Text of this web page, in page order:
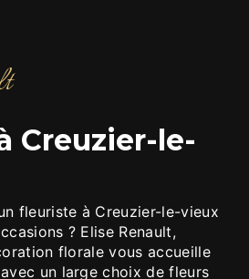
? Elise Renault,
florale vous accueille
un large choix de fleurs